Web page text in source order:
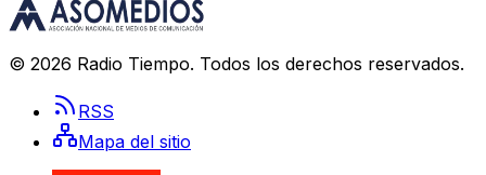
© 2026 Radio Tiempo. Todos los derechos reservados.
RSS
Mapa del sitio